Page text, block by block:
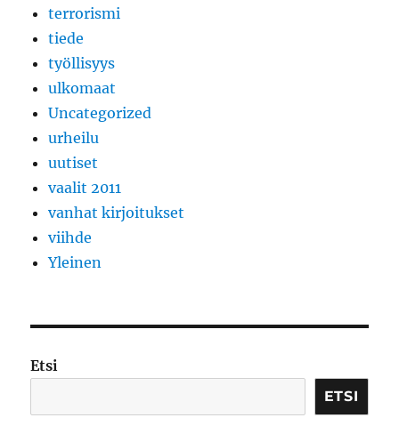
terrorismi
tiede
työllisyys
ulkomaat
Uncategorized
urheilu
uutiset
vaalit 2011
vanhat kirjoitukset
viihde
Yleinen
Etsi
ETSI